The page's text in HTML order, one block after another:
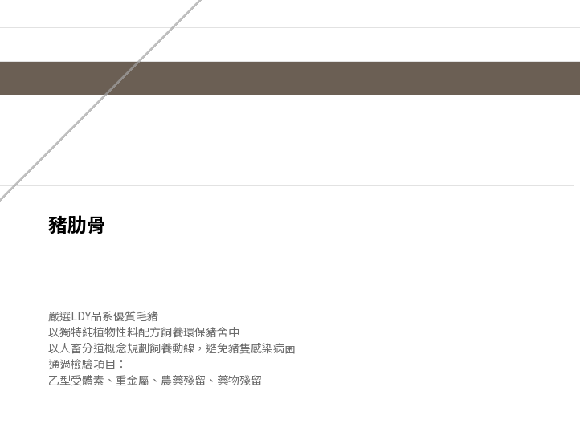
豬肋骨
嚴選LDY品系優質毛豬
以獨特純植物性料配方飼養環保豬舍中
以人畜分道概念規劃飼養動線，避免豬隻感染病菌
通過檢驗項目：
乙型受體素、重金屬、農藥殘留、藥物殘留